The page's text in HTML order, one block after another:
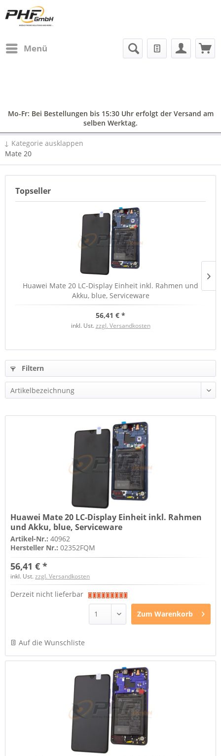
Menü
Mo-Fr: Bei Bestellungen bis 15:30 Uhr erfolgt der Versand am
selben Werktag.
↓ Kategorie ausklappen
Mate 20
Topseller
Huawei Mate 20 LC-Display Einheit inkl. Rahmen und
Akku, blue, Serviceware
56,41 € *
inkl. Ust.zzgl. Versandkosten
Filtern
Huawei Mate 20 LC-Display Einheit inkl. Rahmen
und Akku, blue, Serviceware
Artikel-Nr.:40962
Hersteller Nr.:02352FQM
56,41 € *
inkl. Ust.zzgl. Versandkosten
Derzeit nicht lieferbar
Zum Warenkorb
Auf die Wunschliste